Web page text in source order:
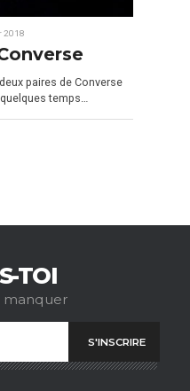
2018
paires de Converse
temps…
TOI
manquer